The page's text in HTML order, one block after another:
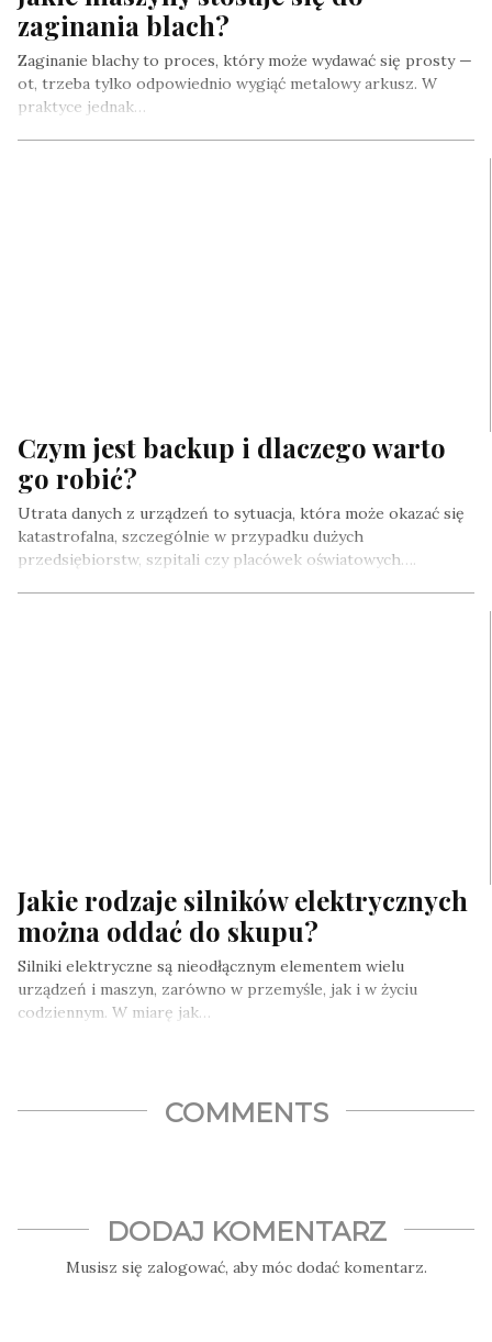
zaginania blach?
Zaginanie blachy to proces, który może wydawać się prosty —
ot, trzeba tylko odpowiednio wygiąć metalowy arkusz. W
praktyce jednak…
Czym jest backup i dlaczego warto
go robić?
Utrata danych z urządzeń to sytuacja, która może okazać się
katastrofalna, szczególnie w przypadku dużych
przedsiębiorstw, szpitali czy placówek oświatowych….
Jakie rodzaje silników elektrycznych
można oddać do skupu?
Silniki elektryczne są nieodłącznym elementem wielu
urządzeń i maszyn, zarówno w przemyśle, jak i w życiu
codziennym. W miarę jak…
COMMENTS
DODAJ KOMENTARZ
Musisz się zalogować, aby móc dodać komentarz.